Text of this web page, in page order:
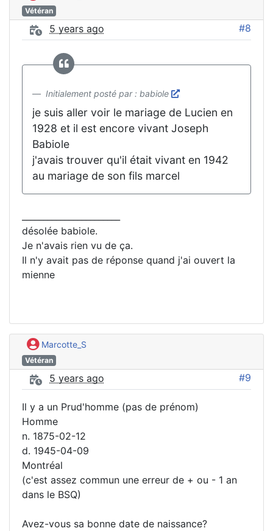
Vétéran
5 years ago #8
Initialement posté par : babiole
je suis aller voir le mariage de Lucien en
1928 et il est encore vivant Joseph
Babiole
j'avais trouver qu'il était vivant en 1942
au mariage de son fils marcel
désolée babiole.
Je n'avais rien vu de ça.
Il n'y avait pas de réponse quand j'ai ouvert la
mienne
Marcotte_S
Vétéran
5 years ago #9
Il y a un Prud'homme (pas de prénom)
Homme
n. 1875-02-12
d. 1945-04-09
Montréal
(c'est assez commun une erreur de + ou - 1 an
dans le BSQ)
Avez-vous sa bonne date de naissance?